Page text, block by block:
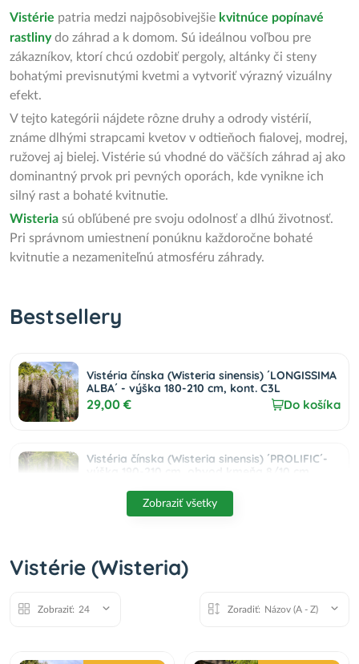
Vistérie patria medzi najpôsobivejšie kvitnúce popínavé
rastlinydo záhrad a k domom. Sú ideálnou voľbou pre
zákazníkov, ktorí chcú ozdobiť pergoly, altánky či steny
bohatými previsnutými kvetmi a vytvoriť výrazný vizuálny
efekt.
V tejto kategórii nájdete rôzne druhy a odrody vistérií,
známe dlhými strapcami kvetov v odtieňoch fialovej, modrej,
ružovej aj bielej. Vistérie sú vhodné do väčších záhrad aj ako
dominantný prvok pri pevných oporách, kde vynikne ich
silný rast a bohaté kvitnutie.
Wisteria sú obľúbené pre svoju odolnosť a dlhú životnosť.
Pri správnom umiestnení ponúknu každoročne bohaté
kvitnutie a nezameniteľnú atmosféru záhrady.
Bestsellery
Vistéria čínska (Wisteria sinensis) ´LONGISSIMA
ALBA´ - výška 180-210 cm, kont. C3L
29,00 € Do košíka
Vistéria čínska (Wisteria sinensis) ´PROLIFIC´-
výška 190-210 cm, obvod kmeňa 8/10 cm,
Zobraziť všetky
Vistérie (Wisteria)
Zobraziť: 24 Zoradiť: Názov (A - Z)